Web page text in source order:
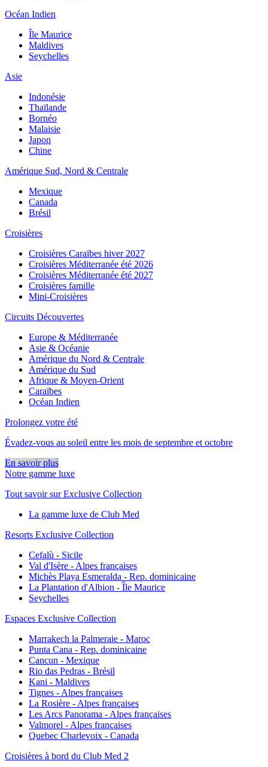
Océan Indien
Île Maurice
Maldives
Seychelles
Asie
Indonésie
Thaïlande
Bornéo
Malaisie
Japon
Chine
Amérique Sud, Nord & Centrale
Mexique
Canada
Brésil
Croisières
Croisières Caraïbes hiver 2027
Croisières Méditerranée été 2026
Croisières Méditerranée été 2027
Croisières famille
Mini-Croisières
Circuits Découvertes
Europe & Méditerranée
Asie & Océanie
Amérique du Nord & Centrale
Amérique du Sud
Afrique & Moyen-Orient
Caraïbes
Océan Indien
Prolongez votre été
Évadez-vous au soleil entre les mois de septembre et octobre
En savoir plus
Notre gamme luxe
Tout savoir sur Exclusive Collection
La gamme luxe de Club Med
Resorts Exclusive Collection
Cefalù - Sicile
Val d'Isère - Alpes françaises
Michès Playa Esmeralda - Rep. dominicaine
La Plantation d'Albion - Île Maurice
Seychelles
Espaces Exclusive Collection
Marrakech la Palmeraie - Maroc
Punta Cana - Rep. dominicaine
Cancun - Mexique
Rio das Pedras - Brésil
Kani - Maldives
Tignes - Alpes françaises
La Rosière - Alpes françaises
Les Arcs Panorama - Alpes françaises
Valmorel - Alpes françaises
Quebec Charlevoix - Canada
Croisières à bord du Club Med 2